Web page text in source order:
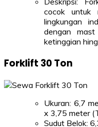
cocok untuk
lingkungan
dengan
ketinggian
Forklift 30 Ton
Ukuran: 6,7
x 3,75 meter
Sudut Belok: